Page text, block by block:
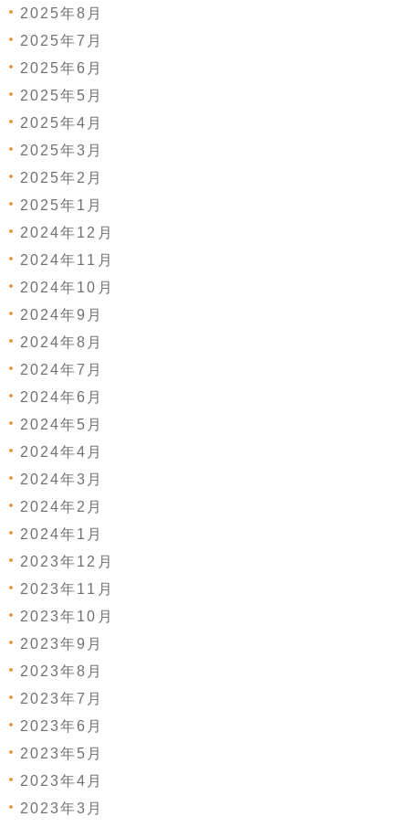
2025年8月
2025年7月
2025年6月
2025年5月
2025年4月
2025年3月
2025年2月
2025年1月
2024年12月
2024年11月
2024年10月
2024年9月
2024年8月
2024年7月
2024年6月
2024年5月
2024年4月
2024年3月
2024年2月
2024年1月
2023年12月
2023年11月
2023年10月
2023年9月
2023年8月
2023年7月
2023年6月
2023年5月
2023年4月
2023年3月